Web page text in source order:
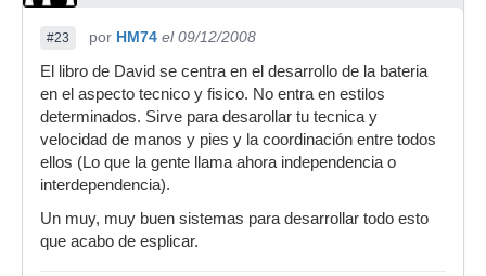
#23 por HM74 el 09/12/2008
El libro de David se centra en el desarrollo de la bateria
en el aspecto tecnico y fisico. No entra en estilos
determinados. Sirve para desarollar tu tecnica y
velocidad de manos y pies y la coordinación entre todos
ellos (Lo que la gente llama ahora independencia o
interdependencia).
Un muy, muy buen sistemas para desarrollar todo esto
que acabo de esplicar.